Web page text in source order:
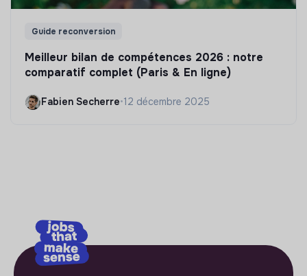
Guide reconversion
Meilleur bilan de compétences 2026 : notre
comparatif complet (Paris & En ligne)
Fabien Secherre•12 décembre 2025